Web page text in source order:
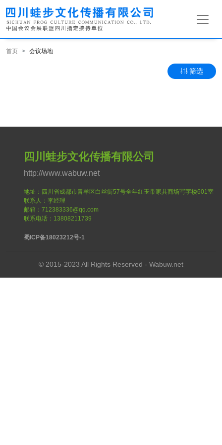
首页 会议场地
筛选
四川蛙步文化传播有限公司
http://www.wabuw.net
地址：四川省成都市青羊区白丝街57号全年红玉带家具商场写字楼601室
联系人：李经理
邮箱：712383336@qq.com
联系电话：13808211739
蜀ICP备18023212号-1
© 2015-2023 All Rights Reserved - Wabuw.net